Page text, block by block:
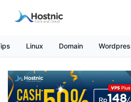
Linux Domain